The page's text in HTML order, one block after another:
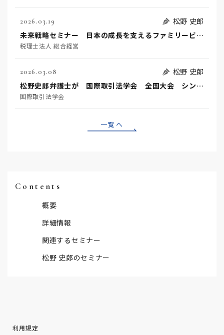
2026.03.19
松野 史郎
未来戦略セミナー 日本の成長を支えるファミリービジネス
税理士法人 総合経営
2026.03.08
松野 史郎
松野史郎弁護士が 国際取引法学会 全国大会 シンポジウムに登壇します。
国際取引法学会
一覧へ
Contents
概要
詳細情報
関連するセミナー
松野 史郎のセミナー
利用規定